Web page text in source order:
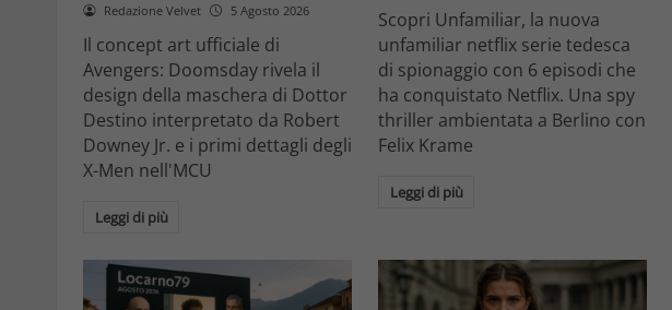
Redazione Velvet 5 Agosto 2026
Il concept art ufficiale di
Avengers: Doomsday rivela il
design della maschera di Dottor
Destino interpretato da Robert
Downey Jr. e i primi dettagli degli
X-Men nell'MCU
Leggi di più
Scopri Unfamiliar, la nuova
unfamiliar netflix serie tedesca
di spionaggio con 6 episodi che
ha conquistato Netflix. Una spy
thriller ambientata a Berlino con
Felix Krame
Leggi di più